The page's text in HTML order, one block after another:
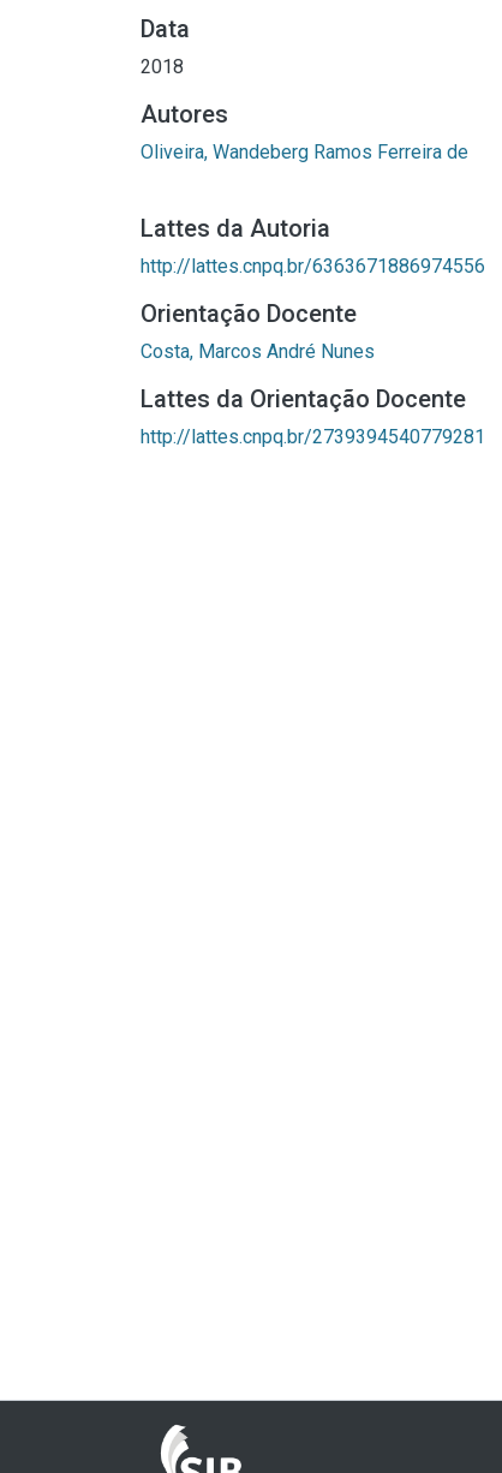
Data
2018
Autores
Oliveira, Wandeberg Ramos Ferreira de
Lattes da Autoria
http://lattes.cnpq.br/6363671886974556
Orientação Docente
Costa, Marcos André Nunes
Lattes da Orientação Docente
http://lattes.cnpq.br/2739394540779281